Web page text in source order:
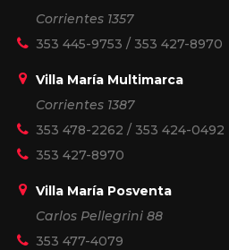
Corrientes 1357
353 445-9753 / 353 427-8970
Villa María Multimarca
Corrientes 1387
353 478-2262 / 353 424-0492
353 427-8970
Villa María Posventa
Carlos Pellegrini 88
353 477-4079